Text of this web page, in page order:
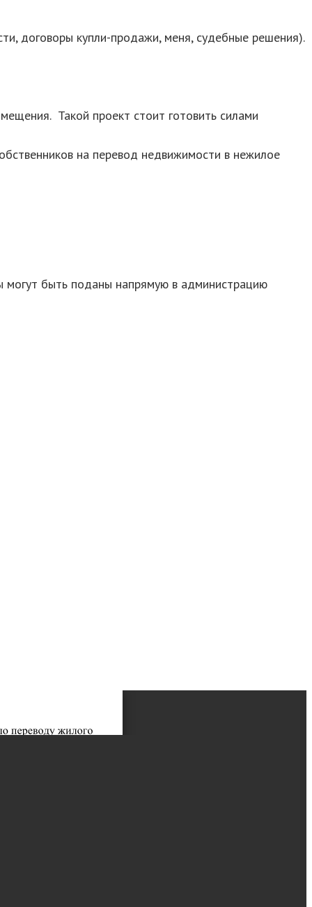
договоры купли-продажи, меня, судебные решения).
Такой проект стоит готовить силами
на перевод недвижимости в нежилое
могут быть поданы напрямую в администрацию